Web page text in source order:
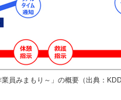
員みまもり～」の概要（出典：